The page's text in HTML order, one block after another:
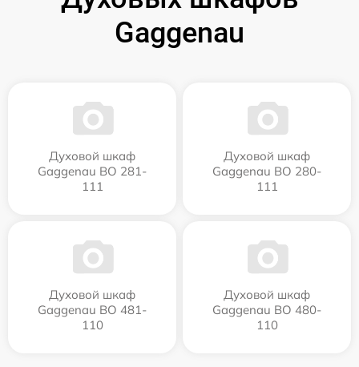
Gaggenau
Духовой шкаф
Gaggenau BO 281-
111
Духовой шкаф
Gaggenau BO 280-
111
Духовой шкаф
Gaggenau BO 481-
110
Духовой шкаф
Gaggenau BO 480-
110